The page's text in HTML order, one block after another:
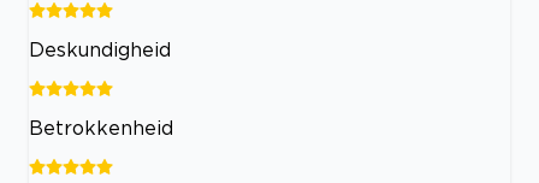
Deskundigheid
Betrokkenheid